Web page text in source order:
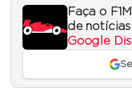
Faça o
de
Google